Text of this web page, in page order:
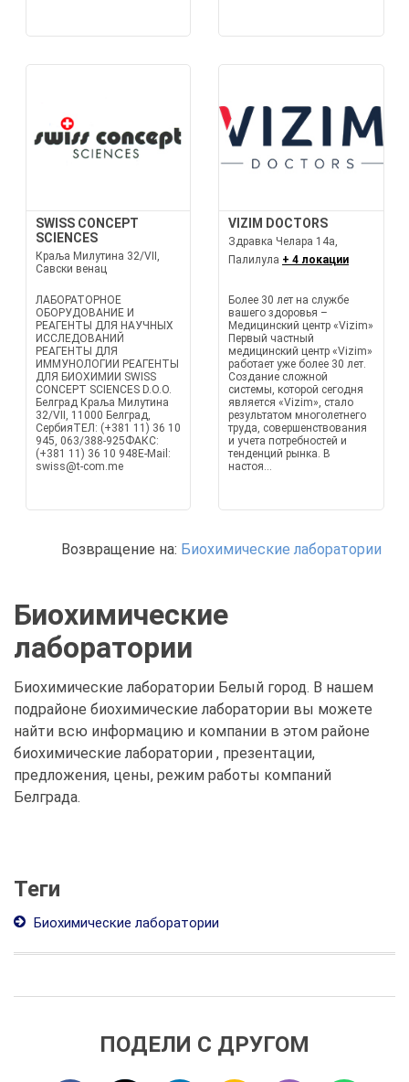
SWISS CONCEPT
SCIENCES
Краља Милутина 32/VII,
Савски венац
ЛАБОРАТОРНОЕ
ОБОРУДОВАНИЕ И
РЕАГЕНТЫ ДЛЯ НАУЧНЫХ
ИССЛЕДОВАНИЙ
РЕАГЕНТЫ ДЛЯ
ИММУНОЛОГИИ РЕАГЕНТЫ
ДЛЯ БИОХИМИИ SWISS
CONCEPT SCIENCES D.O.O.
Белград Краља Милутина
32/VII, 11000 Белград,
СербияТЕЛ: (+381 11) 36 10
945, 063/388-925ФАКС:
(+381 11) 36 10 948E-Mail:
swiss@t-com.me
VIZIM DOCTORS
Здравка Челара 14а,
Палилула + 4 локации
Более 30 лет на службе
вашего здоровья –
Медицинский центр «Vizim»
Первый частный
медицинский центр «Vizim»
работает уже более 30 лет.
Создание сложной
системы, которой сегодня
является «Vizim», стало
результатом многолетнего
труда, совершенствования
и учета потребностей и
тенденций рынка. В
настоя...
Возвращение на: Биохимические лаборатории
Биохимические
лаборатории
Биохимические лаборатории Белый город. В нашем
подрайоне биохимические лаборатории вы можете
найти всю информацию и компании в этом районе
биохимические лаборатории , презентации,
предложения, цены, режим работы компаний
Белграда.
Теги
Биохимические лаборатории
ПОДЕЛИ С ДРУГОМ